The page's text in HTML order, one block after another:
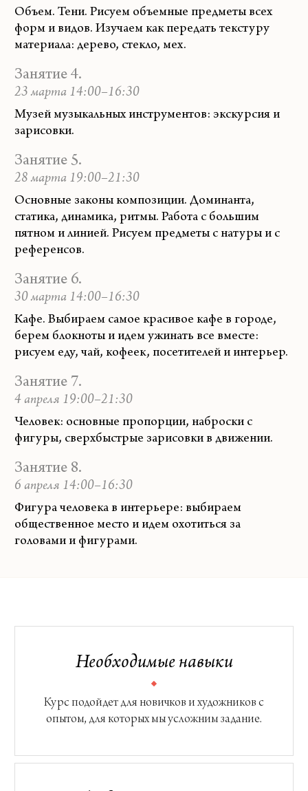
Объем. Тени. Рисуем объемные предметы всех
форм и видов. Изучаем как передать текстуру
материала: дерево, стекло, мех.
Занятие 4.
23 марта 14:00–16:30
Музей музыкальных инструментов: экскурсия и
зарисовки.
Занятие 5.
28 марта 19:00–21:30
Основные законы композиции. Доминанта,
статика, динамика, ритмы. Работа с большим
пятном и линией. Рисуем предметы с натуры и с
референсов.
Занятие 6.
30 марта 14:00–16:30
Кафе. Выбираем самое красивое кафе в городе,
берем блокноты и идем ужинать все вместе:
рисуем еду, чай, кофеек, посетителей и интерьер.
Занятие 7.
4 апреля 19:00–21:30
Человек: основные пропорции, наброски с
фигуры, сверхбыстрые зарисовки в движении.
Занятие 8.
6 апреля 14:00–16:30
Фигура человека в интерьере: выбираем
общественное место и идем охотиться за
головами и фигурами.
Необходимые навыки
Курс подойдет для новичков и художников с
опытом, для которых мы усложним задание.